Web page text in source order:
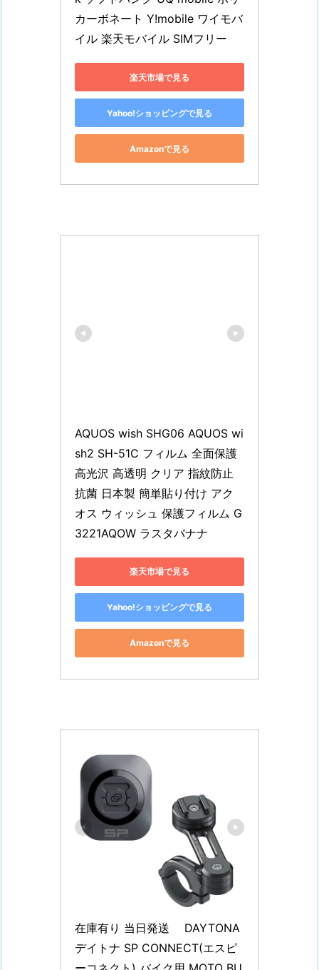
カーボネート Y!mobile ワイモバ
イル 楽天モバイル SIMフリー
楽天市場で見る
Yahoo!ショッピングで見る
Amazonで見る
AQUOS wish SHG06 AQUOS wi
sh2 SH-51C フィルム 全面保護
高光沢 高透明 クリア 指紋防止
抗菌 日本製 簡単貼り付け アク
オス ウィッシュ 保護フィルム G
3221AQOW ラスタバナナ
楽天市場で見る
Yahoo!ショッピングで見る
Amazonで見る
在庫有り 当日発送　 DAYTONA
デイトナ SP CONNECT(エスピ